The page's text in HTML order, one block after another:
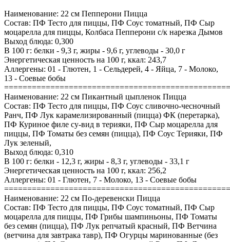
Наименование: 22 см Пепперони Пицца
Состав: ПФ Тесто для пиццы, ПФ Соус томатный, ПФ Сыр
моцарелла для пиццы, Колбаса Пепперони с/к нарезка Дымов
Выход блюда: 0,300
В 100 г: белки - 9,3 г, жиры - 9,6 г, углеводы - 30,0 г
Энергетическая ценность на 100 г, ккал: 243,7
Аллергены: 01 - Глютен, 1 - Сельдерей, 4 - Яйца, 7 - Молоко,
13 - Соевые бобы
Наименование: 22 см Пикантный цыпленок Пицца
Состав: ПФ Тесто для пиццы, ПФ Соус сливочно-чесночный
Ранч, ПФ Лук карамелизированный (пицца) ФК (перетарка),
ПФ Куриное филе су-вид в терияки, ПФ Сыр моцарелла для
пиццы, ПФ Томаты без семян (пицца), ПФ Соус Терияки, ПФ
Лук зеленый,
Выход блюда: 0,310
В 100 г: белки - 12,3 г, жиры - 8,3 г, углеводы - 33,1 г
Энергетическая ценность на 100 г, ккал: 256,2
Аллергены: 01 - Глютен, 7 - Молоко, 13 - Соевые бобы
Наименование: 22 см По-деревенски Пицца
Состав: ПФ Тесто для пиццы, ПФ Соус томатный, ПФ Сыр
моцарелла для пиццы, ПФ Грибы шампиньоны, ПФ Томаты
без семян (пицца), ПФ Лук репчатый красный, ПФ Ветчина
(ветчина для завтрака тавр), ПФ Огурцы маринованные (без